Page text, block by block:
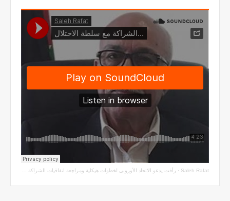
Saleh Rafat
· رأفت يدعو الاتحاد الأوروبي لخطوات هيكلية ومراجعة اتفاقيات الشراكة مع سلطة الاحتلال